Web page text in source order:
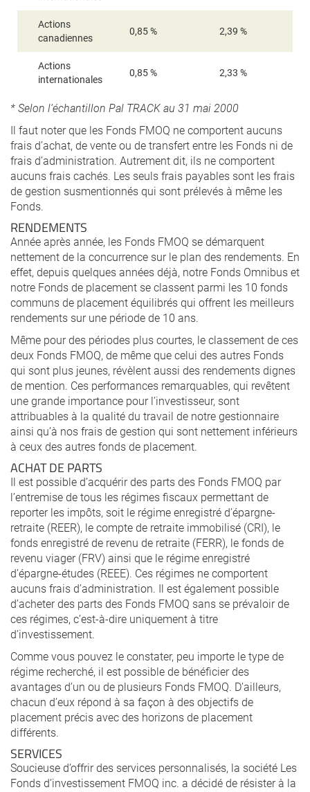
Actions
canadiennes
0,85 % 2,39 %
Actions
internationales
0,85 % 2,33 %
* Selon l’échantillon Pal TRACK au 31 mai 2000
Il faut noter que les Fonds FMOQ ne comportent aucuns
frais d’achat, de vente ou de transfert entre les Fonds ni de
frais d’administration. Autrement dit, ils ne comportent
aucuns frais cachés. Les seuls frais payables sont les frais
de gestion susmentionnés qui sont prélevés à même les
Fonds.
RENDEMENTS
Année après année, les Fonds FMOQ se démarquent
nettement de la concurrence sur le plan des rendements. En
effet, depuis quelques années déjà, notre Fonds Omnibus et
notre Fonds de placement se classent parmi les 10 fonds
communs de placement équilibrés qui offrent les meilleurs
rendements sur une période de 10 ans.
Même pour des périodes plus courtes, le classement de ces
deux Fonds FMOQ, de même que celui des autres Fonds
qui sont plus jeunes, révèlent aussi des rendements dignes
de mention. Ces performances remarquables, qui revêtent
une grande importance pour l’investisseur, sont
attribuables à la qualité du travail de notre gestionnaire
ainsi qu’à nos frais de gestion qui sont nettement inférieurs
à ceux des autres fonds de placement.
ACHAT DE PARTS
Il est possible d’acquérir des parts des Fonds FMOQ par
l’entremise de tous les régimes fiscaux permettant de
reporter les impôts, soit le régime enregistré d’épargne-
retraite (REER), le compte de retraite immobilisé (CRI), le
fonds enregistré de revenu de retraite (FERR), le fonds de
revenu viager (FRV) ainsi que le régime enregistré
d’épargne-études (REEE). Ces régimes ne comportent
aucuns frais d’administration. Il est également possible
d’acheter des parts des Fonds FMOQ sans se prévaloir de
ces régimes, c’est-à-dire uniquement à titre
d’investissement.
Comme vous pouvez le constater, peu importe le type de
régime recherché, il est possible de bénéficier des
avantages d’un ou de plusieurs Fonds FMOQ. D’ailleurs,
chacun d’eux répond à sa façon à des objectifs de
placement précis avec des horizons de placement
différents.
SERVICES
Soucieuse d’offrir des services personnalisés, la société Les
Fonds d’investissement FMOQ inc. a décidé de résister à la